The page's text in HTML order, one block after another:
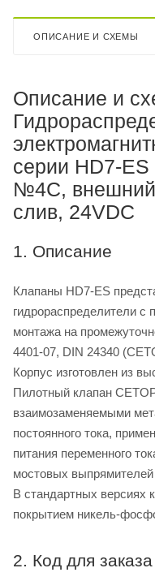
ОПИСАНИЕ И СХЕМЫ
Описание и
серии HD7-
№4C, внешний
слив, 24VDC
1. Описание
Клапаны HD7-ES
гидрораспределители с
монтажа на
4401-07, DIN 24340
Корпус изготовлен из
Пилотный клапан
взаимозаменяемыми
постоянного тока,
питания переменного
мостовых выпрямителей
В стандартных версиях
покрытием никель-
2. Код для заказа